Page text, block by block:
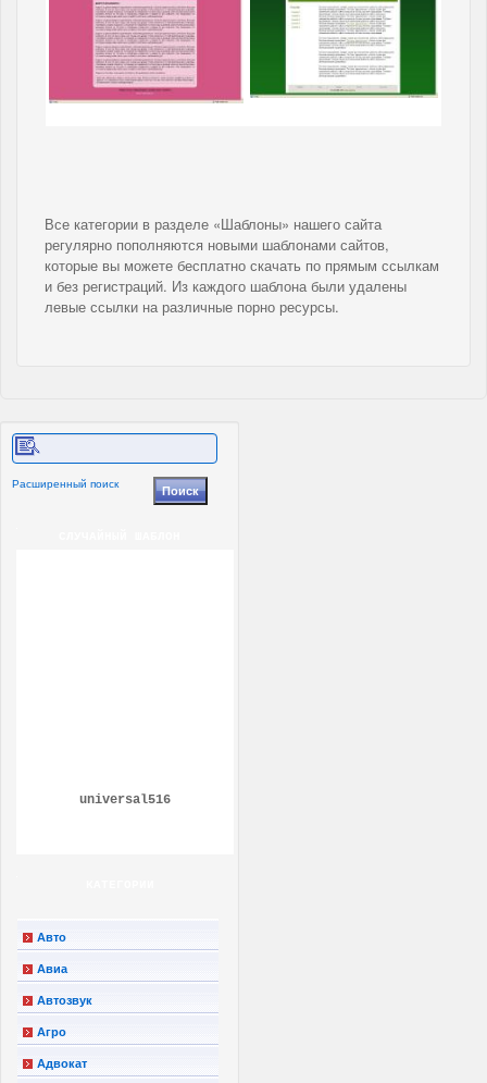
Все категории в разделе «Шаблоны» нашего сайта
регулярно пополняются новыми шаблонами сайтов,
которые вы можете бесплатно скачать по прямым ссылкам
и без регистраций. Из каждого шаблона были удалены
левые ссылки на различные порно ресурсы.
Расширенный поиск
universal516
Авто
Авиа
Автозвук
Агро
Адвокат